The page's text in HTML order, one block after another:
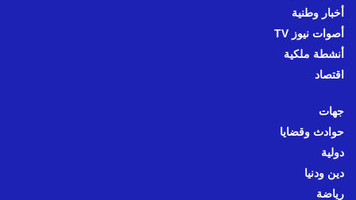
أخبار وطنية
أصوات نيوز TV
أنشطة ملكية
اقتصاد
جهات
حوادث وقضايا
دولية
دين ودنيا
رياضة